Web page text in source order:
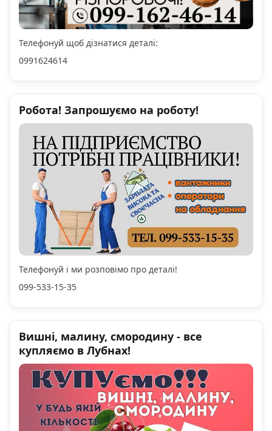
Телефонуй щоб дізнатися деталі:
0991624614
Робота! Запрошуємо на роботу!
Телефонуй і ми розповімо про деталі!
099-533-15-35
Вишні, малину, смородину - все
купляємо в Лубнах!